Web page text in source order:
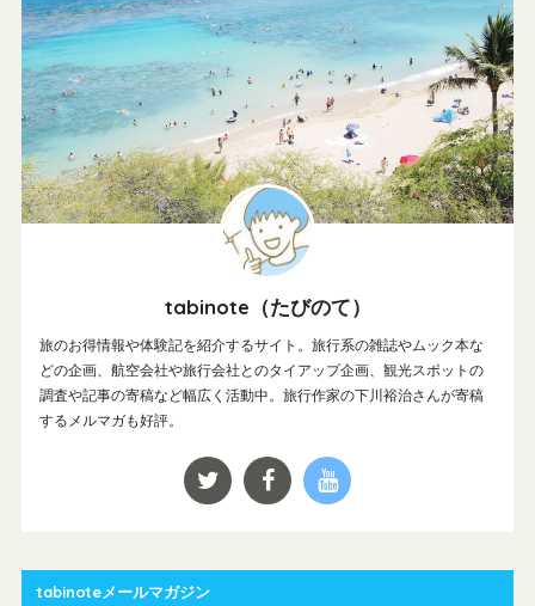
tabinote（たびのて）
旅のお得情報や体験記を紹介するサイト。旅行系の雑誌やムック本な
どの企画、航空会社や旅行会社とのタイアップ企画、観光スポットの
調査や記事の寄稿など幅広く活動中。旅行作家の下川裕治さんが寄稿
するメルマガも好評。
tabinoteメールマガジン